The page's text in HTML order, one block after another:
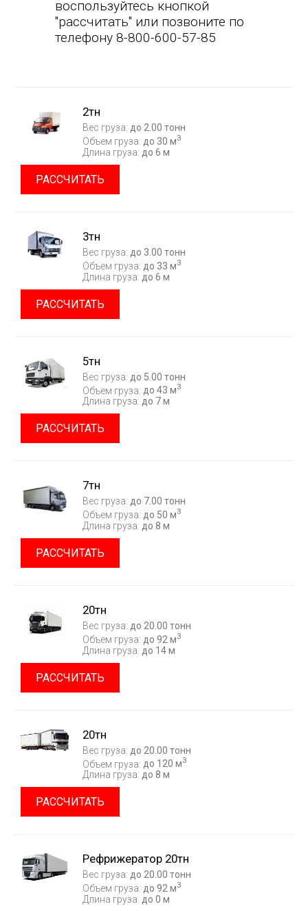
воспользуйтесь кнопкой
"рассчитать" или позвоните по
телефону 8-800-600-57-85
2тн
Вес груза: до 2.00 тонн
Объем груза: до 30 м3
Длина груза: до 6 м
РАССЧИТАТЬ
3тн
Вес груза: до 3.00 тонн
Объем груза: до 33 м3
Длина груза: до 6 м
РАССЧИТАТЬ
5тн
Вес груза: до 5.00 тонн
Объем груза: до 43 м3
Длина груза: до 7 м
РАССЧИТАТЬ
7тн
Вес груза: до 7.00 тонн
Объем груза: до 50 м3
Длина груза: до 8 м
РАССЧИТАТЬ
20тн
Вес груза: до 20.00 тонн
Объем груза: до 92 м3
Длина груза: до 14 м
РАССЧИТАТЬ
20тн
Вес груза: до 20.00 тонн
Объем груза: до 120 м3
Длина груза: до 8 м
РАССЧИТАТЬ
Рефрижератор 20тн
Вес груза: до 20.00 тонн
Объем груза: до 92 м3
Длина груза: до 0 м